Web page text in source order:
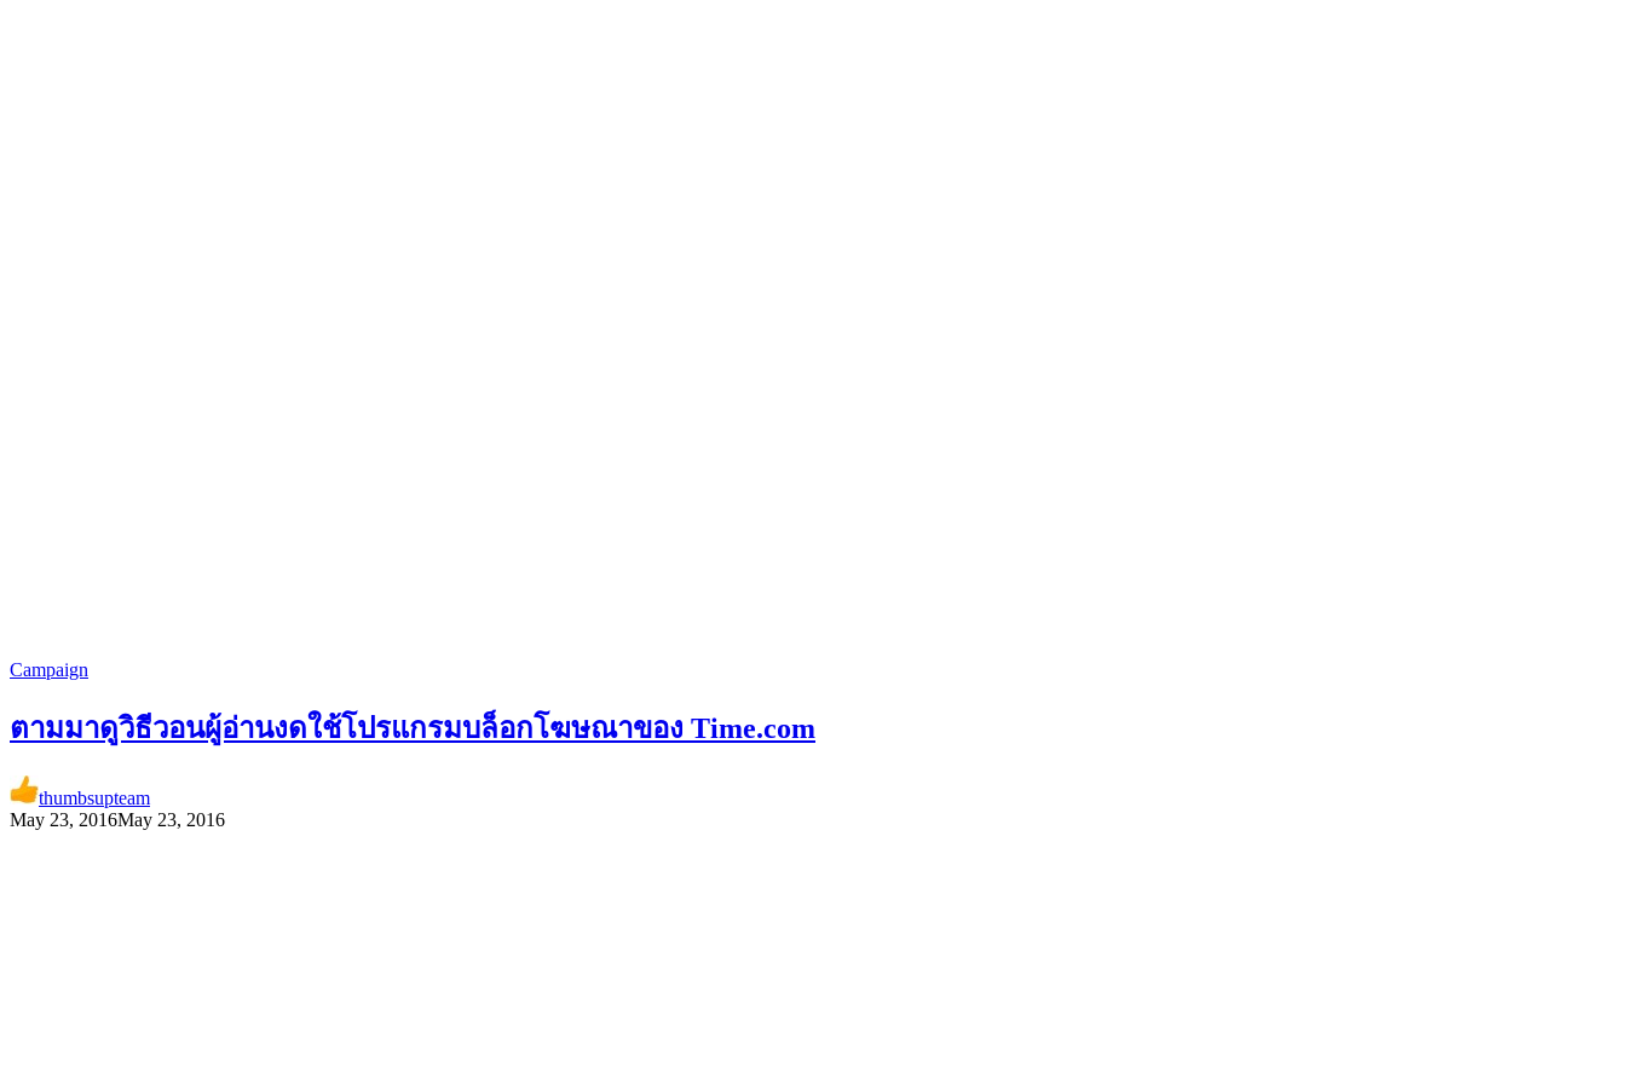
Campaign
ตามมาดูวิธีวอนผู้อ่านงดใช้โปรแกรมบล็อกโฆษณาของ Time.com
thumbsupteam
May 23, 2016May 23, 2016